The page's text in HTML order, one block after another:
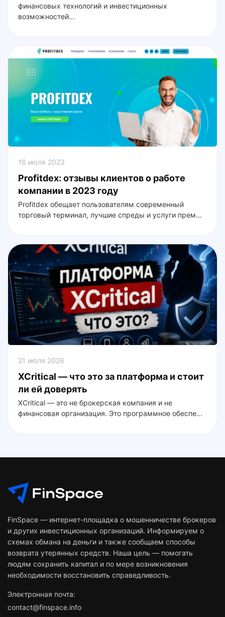
финансовых технологий и инвестиционных
возможностей...
16 июля 2023
Profitdex: отзывы клиентов о работе
компании в 2023 году
Profitdex обещает пользователям современный
торговый терминал, лучшие спреды и услуги прем...
21 июля 2026
XCritical — что это за платформа и стоит
ли ей доверять
XCritical — это не брокерская компания и не
финансовая организация. Это программное обеспе...
FinSpace — интернет-площадка о мошенничестве брокеров
и других инвестиционных организаций. Информируем о
схемах обмана на деньги и также сообщаем способы
возврата утерянных средств. Наша цель — помогать
людям сохранить капитал и по мере возникновения
необходимости восстановить справедливость.
Электронная почта:
contact@finspace.info